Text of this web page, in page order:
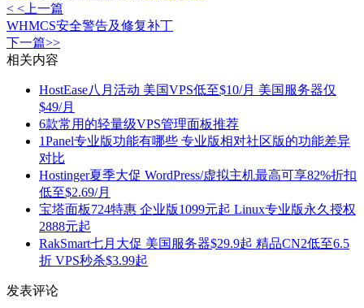
< <上一篇
WHMCS安全警告及修复补丁
下一篇>>
相关内容
HostEase八月活动 美国VPS低至$10/月 美国服务器仅
$49/月
6款常用的轻量级VPS管理面板推荐
1Panel专业版功能有哪些 专业版相对社区版的功能差异
对比
Hostinger夏季大促 WordPress/虚拟主机最高可享82%折扣
低至$2.69/月
宝塔面板724特惠 企业版1099元起 Linux专业版永久授权
2888元起
RakSmart七月大促 美国服务器$29.9起 精品CN2低至6.5
折 VPS秒杀$3.99起
发表评论